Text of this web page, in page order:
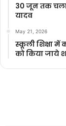
30 जून तक
यादव
May 21, 2026
स्कूली शिक्षा में
को किया जाये